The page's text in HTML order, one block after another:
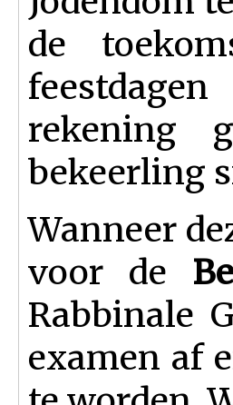
de
rekening
bekeerling
Wanneer
voor de
Rabbinale
examen af